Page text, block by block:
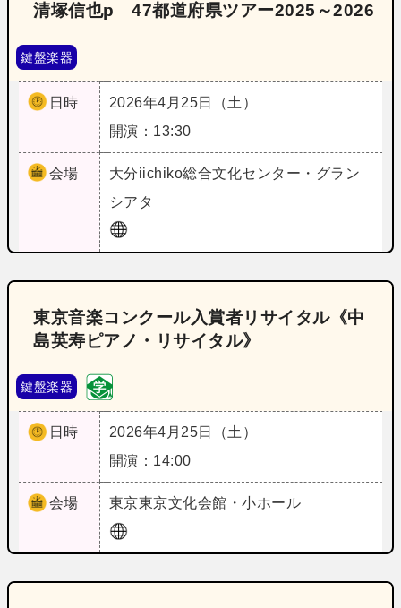
清塚信也p 47都道府県ツアー2025～2026
鍵盤楽器
日時
2026年4月25日（土）
開演：13:30
会場 大分iichiko総合文化センター・グラン
シアタ
東京音楽コンクール入賞者リサイタル《中
島英寿ピアノ・リサイタル》
鍵盤楽器
日時
2026年4月25日（土）
開演：14:00
会場 東京東京文化会館・小ホール